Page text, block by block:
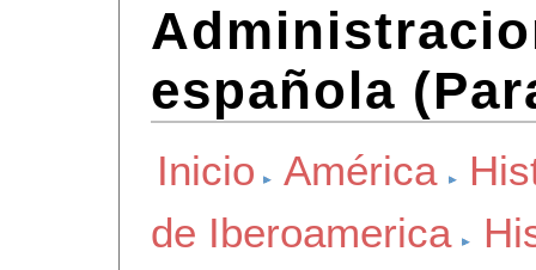
española
Inicio América
de Iberoamerica